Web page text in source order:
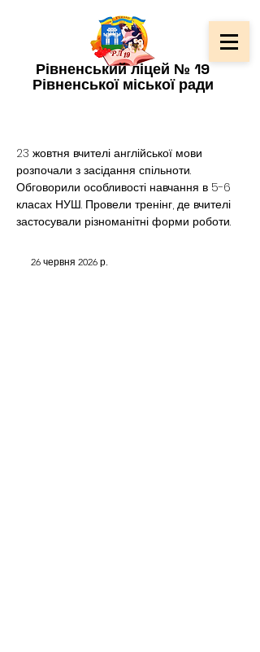
Рівненський ліцей № 19
Рівненської міської ради
23 жовтня вчителі англійської мови
розпочали з засідання спільноти.
Обговорили особливості навчання в 5-6
класах НУШ. Провели тренінг, де вчителі
застосували різноманітні форми роботи.
26 червня 2026 р.